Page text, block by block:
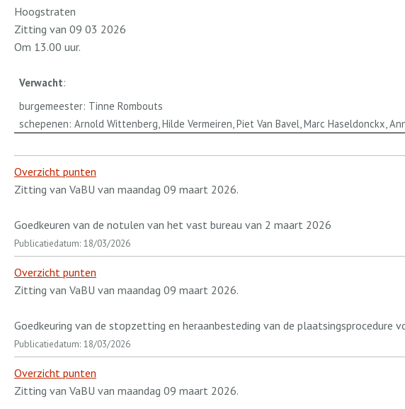
Hoogstraten
Zitting van 09 03 2026
Om 13.00 uur.
Verwacht:
burgemeester: Tinne Rombouts
schepenen: Arnold Wittenberg, Hilde Vermeiren, Piet Van Bavel, Marc Haseldonckx,
Overzicht punten
Zitting van VaBU van maandag 09 maart 2026.
Goedkeuren van de notulen van het vast bureau van 2 maart 2026
Publicatiedatum: 18/03/2026
Overzicht punten
Zitting van VaBU van maandag 09 maart 2026.
Goedkeuring van de stopzetting en heraanbesteding van de
Publicatiedatum: 18/03/2026
Overzicht punten
Zitting van VaBU van maandag 09 maart 2026.